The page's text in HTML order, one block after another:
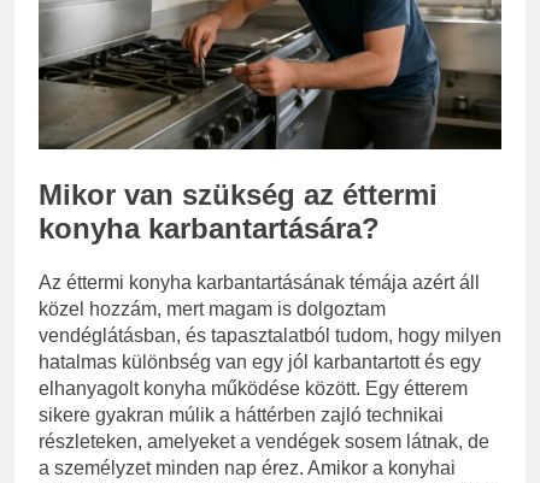
eredetiségvizsgálathoz?
3 Nap Ezelőtt
Mikor van szükség az éttermi
konyha karbantartására?
Az éttermi konyha karbantartásának témája azért áll
közel hozzám, mert magam is dolgoztam
vendéglátásban, és tapasztalatból tudom, hogy milyen
hatalmas különbség van egy jól karbantartott és egy
elhanyagolt konyha működése között. Egy étterem
sikere gyakran múlik a háttérben zajló technikai
részleteken, amelyeket a vendégek sosem látnak, de
a személyzet minden nap érez. Amikor a konyhai